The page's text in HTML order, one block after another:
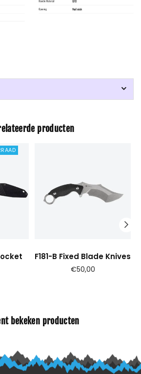
producten
F181-B Fixed Blade Knives
Prijs
€50,00
bekeken producten